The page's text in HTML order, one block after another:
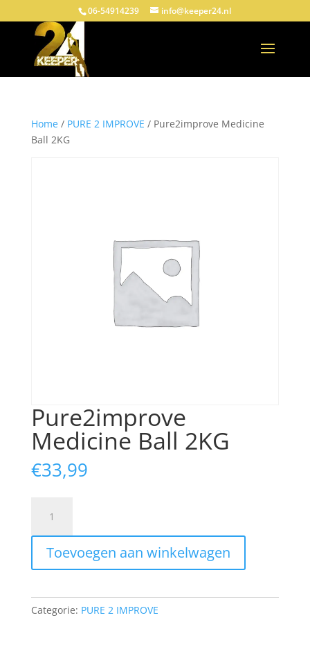
06-54914239 info@keeper24.nl
Home/ PURE 2 IMPROVE / Pure2improve Medicine
Ball 2KG
Pure2improve
Medicine Ball 2KG
€33,99
Medicine
Ball
2KG
aantal
Toevoegen aan winkelwagen
Categorie: PURE 2 IMPROVE